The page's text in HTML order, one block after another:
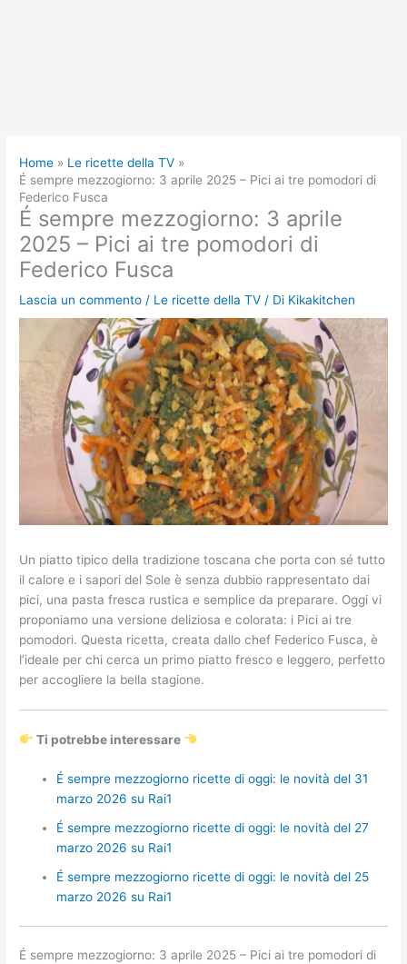
Home
Le ricette della TV
É sempre mezzogiorno: 3 aprile 2025 – Pici ai tre pomodori di
Federico Fusca
É sempre mezzogiorno: 3 aprile
2025 – Pici ai tre pomodori di
Federico Fusca
Lascia un commento / Le ricette della TV / Di Kikakitchen
Un piatto tipico della tradizione toscana che porta con sé tutto
il calore e i sapori del Sole è senza dubbio rappresentato dai
pici, una pasta fresca rustica e semplice da preparare. Oggi vi
proponiamo una versione deliziosa e colorata: i Pici ai tre
pomodori. Questa ricetta, creata dallo chef Federico Fusca, è
l’ideale per chi cerca un primo piatto fresco e leggero, perfetto
per accogliere la bella stagione.
Ti potrebbe interessare
É sempre mezzogiorno ricette di oggi: le novità del 31
marzo 2026 su Rai1
É sempre mezzogiorno ricette di oggi: le novità del 27
marzo 2026 su Rai1
É sempre mezzogiorno ricette di oggi: le novità del 25
marzo 2026 su Rai1
É sempre mezzogiorno: 3 aprile 2025 – Pici ai tre pomodori di